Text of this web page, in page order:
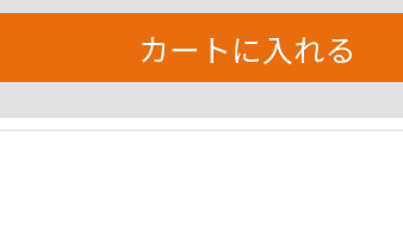
カートに入れる